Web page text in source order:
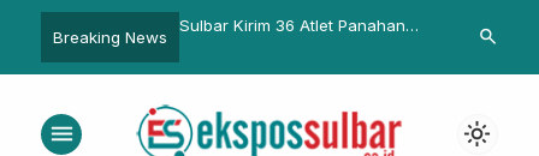
Breaking News
Archery
Peringatan Hari Pendidikan, Karo
Sukseskan Program Beasiswa
Ketua PKK
Bersinergi
search
menu light_mode